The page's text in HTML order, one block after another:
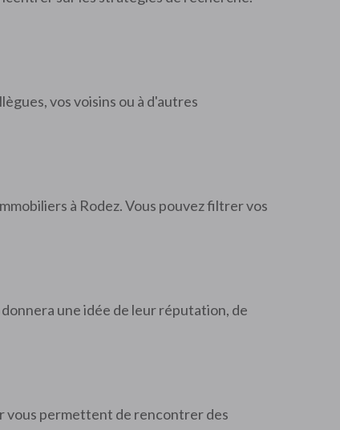
vos voisins ou à d'autres
à Rodez. Vous pouvez filtrer vos
une idée de leur réputation, de
vous permettent de rencontrer des